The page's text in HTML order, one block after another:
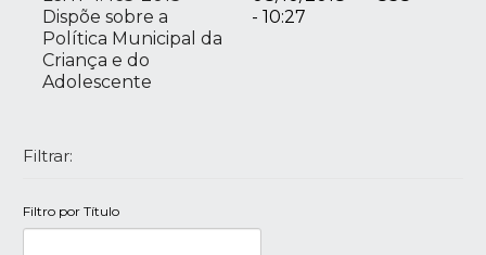
Dispõe sobre a
Política Municipal da
Criança e do
Adolescente
- 10:27
Filtrar:
Filtro por Título